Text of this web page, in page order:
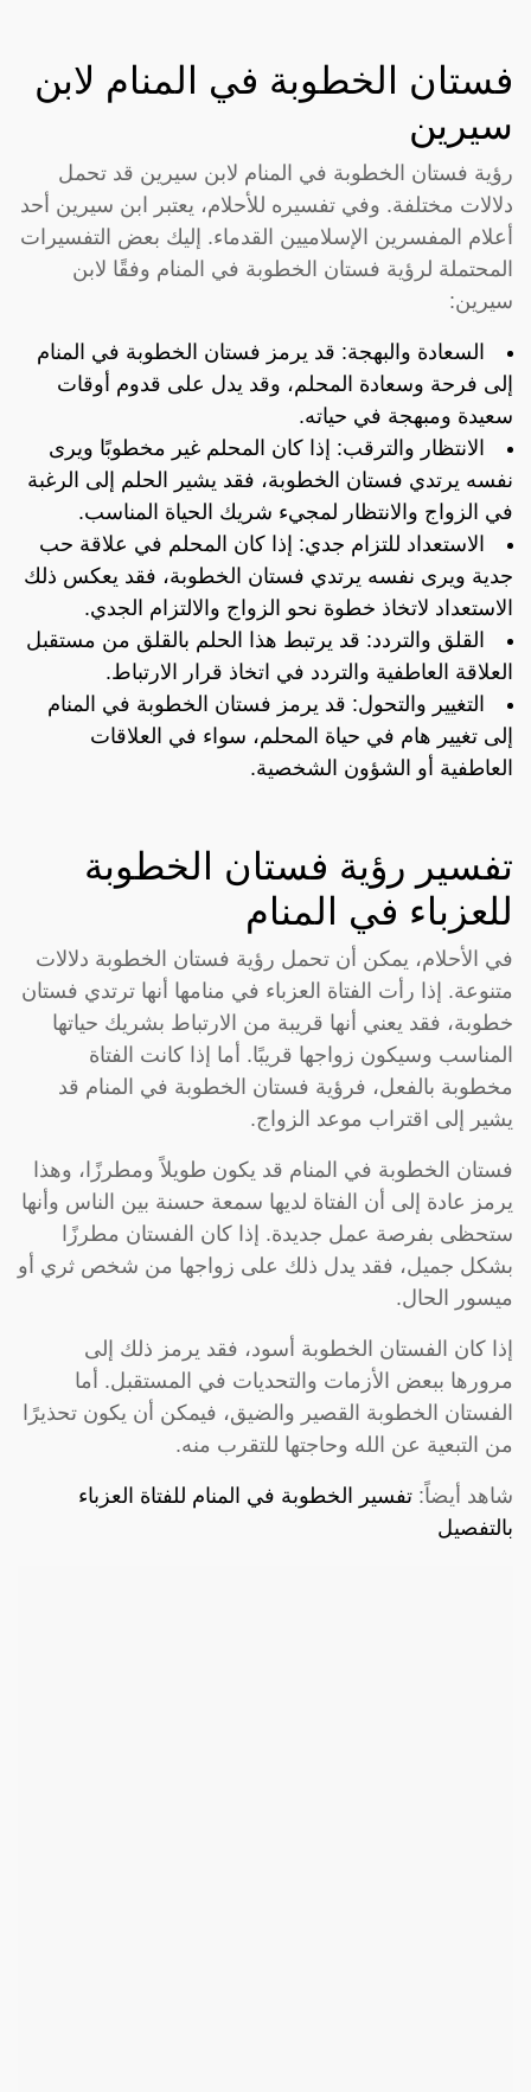
فستان الخطوبة في المنام لابن
سيرين
رؤية فستان الخطوبة في المنام لابن سيرين قد تحمل
دلالات مختلفة. وفي تفسيره للأحلام، يعتبر ابن سيرين أحد
أعلام المفسرين الإسلاميين القدماء. إليك بعض التفسيرات
المحتملة لرؤية فستان الخطوبة في المنام وفقًا لابن
سيرين:
السعادة والبهجة: قد يرمز فستان الخطوبة في المنام
إلى فرحة وسعادة المحلم، وقد يدل على قدوم أوقات
سعيدة ومبهجة في حياته.
الانتظار والترقب: إذا كان المحلم غير مخطوبًا ويرى
نفسه يرتدي فستان الخطوبة، فقد يشير الحلم إلى الرغبة
في الزواج والانتظار لمجيء شريك الحياة المناسب.
الاستعداد للتزام جدي: إذا كان المحلم في علاقة حب
جدية ويرى نفسه يرتدي فستان الخطوبة، فقد يعكس ذلك
الاستعداد لاتخاذ خطوة نحو الزواج والالتزام الجدي.
القلق والتردد: قد يرتبط هذا الحلم بالقلق من مستقبل
العلاقة العاطفية والتردد في اتخاذ قرار الارتباط.
التغيير والتحول: قد يرمز فستان الخطوبة في المنام
إلى تغيير هام في حياة المحلم، سواء في العلاقات
العاطفية أو الشؤون الشخصية.
تفسير رؤية فستان الخطوبة
للعزباء في المنام
في الأحلام، يمكن أن تحمل رؤية فستان الخطوبة دلالات
متنوعة. إذا رأت الفتاة العزباء في منامها أنها ترتدي فستان
خطوبة، فقد يعني أنها قريبة من الارتباط بشريك حياتها
المناسب وسيكون زواجها قريبًا. أما إذا كانت الفتاة
مخطوبة بالفعل، فرؤية فستان الخطوبة في المنام قد
يشير إلى اقتراب موعد الزواج.
فستان الخطوبة في المنام قد يكون طويلاً ومطرزًا، وهذا
يرمز عادة إلى أن الفتاة لديها سمعة حسنة بين الناس وأنها
ستحظى بفرصة عمل جديدة. إذا كان الفستان مطرزًا
بشكل جميل، فقد يدل ذلك على زواجها من شخص ثري أو
ميسور الحال.
إذا كان الفستان الخطوبة أسود، فقد يرمز ذلك إلى
مرورها ببعض الأزمات والتحديات في المستقبل. أما
الفستان الخطوبة القصير والضيق، فيمكن أن يكون تحذيرًا
من التبعية عن الله وحاجتها للتقرب منه.
شاهد أيضاً: تفسير الخطوبة في المنام للفتاة العزباء
بالتفصيل